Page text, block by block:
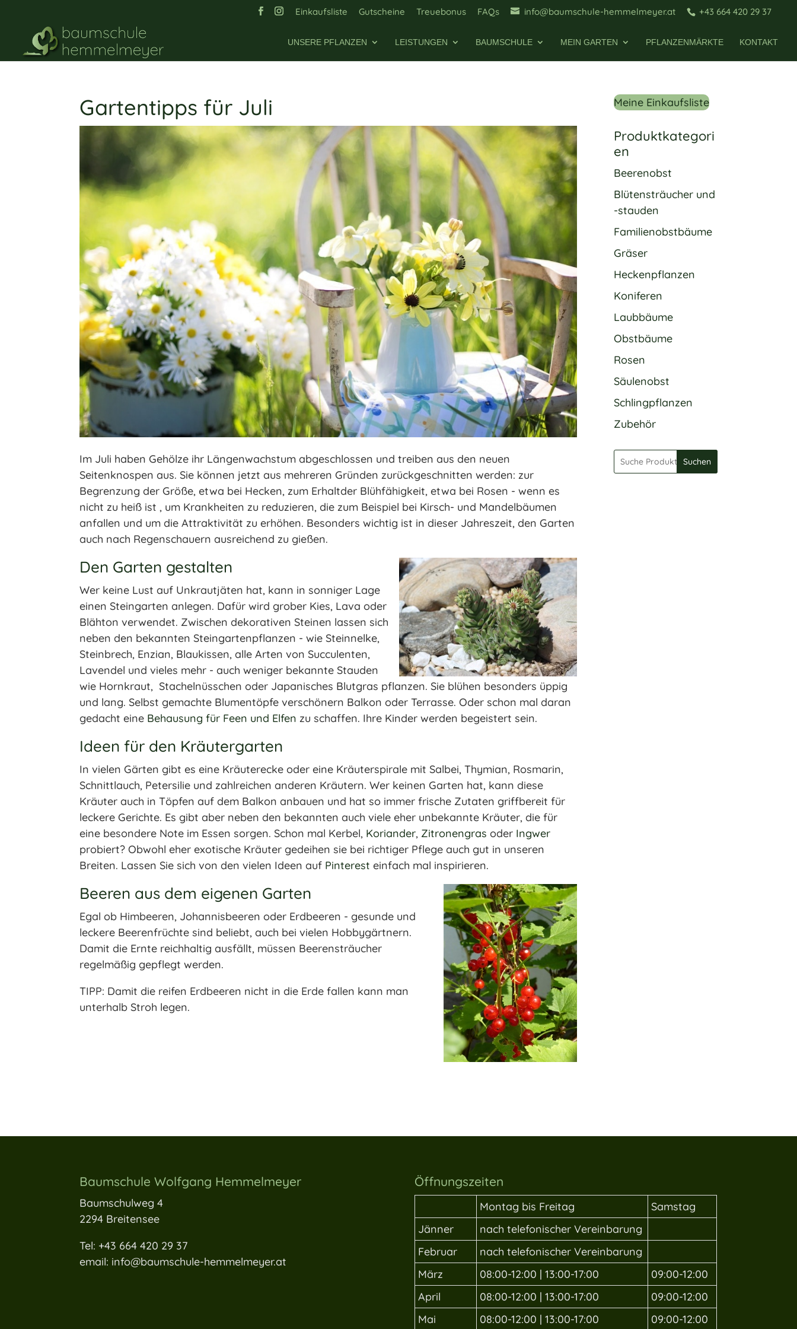
Einkaufsliste Gutscheine Treuebonus FAQs info@baumschule-hemmelmeyer.at +43 664 420 29 37
UNSERE PFLANZEN LEISTUNGEN BAUMSCHULE MEIN GARTEN PFLANZENMÄRKTE KONTAKT
Gartentipps für Juli
Im Juli haben Gehölze ihr Längenwachstum abgeschlossen und treiben aus den neuen
Seitenknospen aus. Sie können jetzt aus mehreren Gründen zurückgeschnitten werden: zur
Begrenzung der Größe, etwa bei Hecken, zum Erhaltder Blühfähigkeit, etwa bei Rosen - wenn es
nicht zu heiß ist , um Krankheiten zu reduzieren, die zum Beispiel bei Kirsch- und Mandelbäumen
anfallen und um die Attraktivität zu erhöhen. Besonders wichtig ist in dieser Jahreszeit, den Garten
auch nach Regenschauern ausreichend zu gießen.
Den Garten gestalten
Wer keine Lust auf Unkrautjäten hat, kann in sonniger Lage
einen Steingarten anlegen. Dafür wird grober Kies, Lava oder
Blähton verwendet. Zwischen dekorativen Steinen lassen sich
neben den bekannten Steingartenpflanzen - wie Steinnelke,
Steinbrech, Enzian, Blaukissen, alle Arten von Succulenten,
Lavendel und vieles mehr - auch weniger bekannte Stauden
wie Hornkraut, Stachelnüsschen oder Japanisches Blutgras pflanzen. Sie blühen besonders üppig
und lang. Selbst gemachte Blumentöpfe verschönern Balkon oder Terrasse. Oder schon mal daran
gedacht eine Behausung für Feen und Elfen zu schaffen. Ihre Kinder werden begeistert sein.
Ideen für den Kräutergarten
In vielen Gärten gibt es eine Kräuterecke oder eine Kräuterspirale mit Salbei, Thymian, Rosmarin,
Schnittlauch, Petersilie und zahlreichen anderen Kräutern. Wer keinen Garten hat, kann diese
Kräuter auch in Töpfen auf dem Balkon anbauen und hat so immer frische Zutaten griffbereit für
leckere Gerichte. Es gibt aber neben den bekannten auch viele eher unbekannte Kräuter, die für
eine besondere Note im Essen sorgen. Schon mal Kerbel, Koriander, Zitronengrasoder Ingwer
probiert? Obwohl eher exotische Kräuter gedeihen sie bei richtiger Pflege auch gut in unseren
Breiten. Lassen Sie sich von den vielen Ideen auf Pinteresteinfach mal inspirieren.
Beeren aus dem eigenen Garten
Egal ob Himbeeren, Johannisbeeren oder Erdbeeren - gesunde und
leckere Beerenfrüchte sind beliebt, auch bei vielen Hobbygärtnern.
Damit die Ernte reichhaltig ausfällt, müssen Beerensträucher
regelmäßig gepflegt werden.
TIPP: Damit die reifen Erdbeeren nicht in die Erde fallen kann man
unterhalb Stroh legen.
Meine Einkaufsliste
Produktkategori
en
Beerenobst
Blütensträucher und
-stauden
Familienobstbäume
Gräser
Heckenpflanzen
Koniferen
Laubbäume
Obstbäume
Rosen
Säulenobst
Schlingpflanzen
Zubehör
Suchen
Baumschule Wolfgang Hemmelmeyer
Baumschulweg 4
2294 Breitensee
Tel: +43 664 420 29 37
email: info@baumschule-hemmelmeyer.at
Öffnungszeiten
Montag bis Freitag
Samstag
Jänner
nach telefonischer Vereinbarung
Februar
nach telefonischer Vereinbarung
März
08:00-12:00 | 13:00-17:00
09:00-12:00
April
08:00-12:00 | 13:00-17:00
09:00-12:00
Mai
08:00-12:00 | 13:00-17:00 09:00-12:00